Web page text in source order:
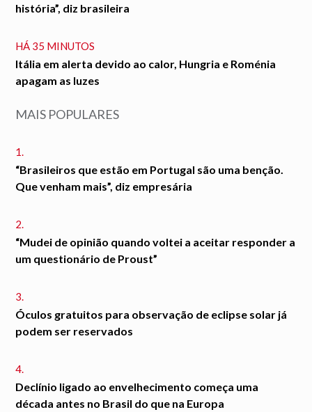
história”, diz brasileira
HÁ 35 MINUTOS
Itália em alerta devido ao calor, Hungria e Roménia
apagam as luzes
MAIS POPULARES
1.
“Brasileiros que estão em Portugal são uma benção.
Que venham mais”, diz empresária
2.
“Mudei de opinião quando voltei a aceitar responder a
um questionário de Proust”
3.
Óculos gratuitos para observação de eclipse solar já
podem ser reservados
4.
Declínio ligado ao envelhecimento começa uma
década antes no Brasil do que na Europa